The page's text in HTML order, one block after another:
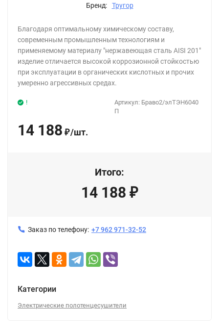
Бренд: Тругор
Благодаря оптимальному химическому составу,
современным промышленным технологиям и
применяемому материалу "нержавеющая сталь AISI 201"
изделие отличается высокой коррозионной стойкостью
при эксплуатации в органических кислотных и прочих
умеренно агрессивных средах.
Артикул: Браво2/элТЭН6040
П
!
14 188 ₽/шт.
Итого:
14 188 ₽
Заказ по телефону: +7 962 971-32-52
Категории
Электрические полотенцесушители